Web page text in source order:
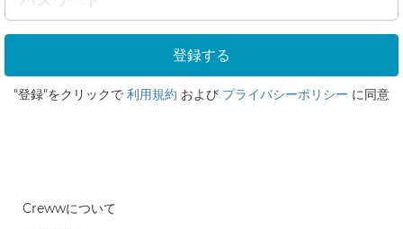
"登録"をクリックで 利用規約 および プライバシーポリシー に同意
Crewwについて